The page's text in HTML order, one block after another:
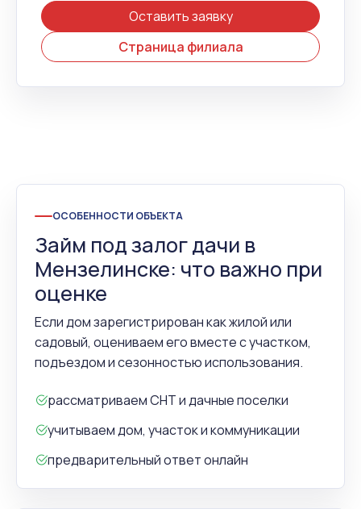
Оставить заявку
Страница филиала
ОСОБЕННОСТИ ОБЪЕКТА
Займ под залог дачи в
Мензелинске: что важно при
оценке
Если дом зарегистрирован как жилой или
садовый, оцениваем его вместе с участком,
подъездом и сезонностью использования.
рассматриваем СНТ и дачные поселки
учитываем дом, участок и коммуникации
предварительный ответ онлайн